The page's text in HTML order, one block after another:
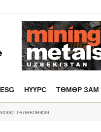
ESG НҮҮРС ТӨМӨР ЗАМ
төлөвлөжээ